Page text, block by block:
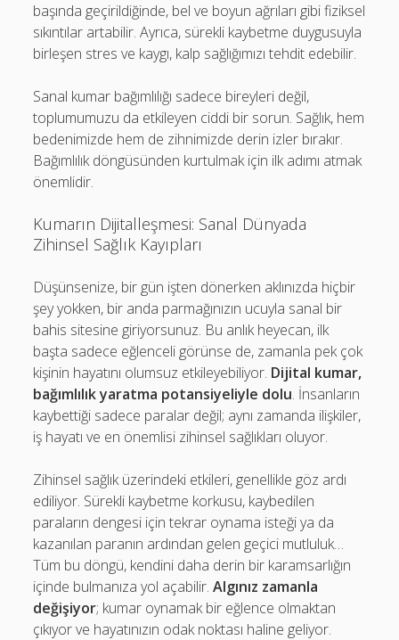
başında geçirildiğinde, bel ve boyun ağrıları gibi fiziksel
sıkıntılar artabilir. Ayrıca, sürekli kaybetme duygusuyla
birleşen stres ve kaygı, kalp sağlığımızı tehdit edebilir.
Sanal kumar bağımlılığı sadece bireyleri değil,
toplumumuzu da etkileyen ciddi bir sorun. Sağlık, hem
bedenimizde hem de zihnimizde derin izler bırakır.
Bağımlılık döngüsünden kurtulmak için ilk adımı atmak
önemlidir.
Kumarın Dijitalleşmesi: Sanal Dünyada
Zihinsel Sağlık Kayıpları
Düşünsenize, bir gün işten dönerken aklınızda hiçbir
şey yokken, bir anda parmağınızın ucuyla sanal bir
bahis sitesine giriyorsunuz. Bu anlık heyecan, ilk
başta sadece eğlenceli görünse de, zamanla pek çok
kişinin hayatını olumsuz etkileyebiliyor. Dijital kumar,
bağımlılık yaratma potansiyeliyle dolu. İnsanların
kaybettiği sadece paralar değil; aynı zamanda ilişkiler,
iş hayatı ve en önemlisi zihinsel sağlıkları oluyor.
Zihinsel sağlık üzerindeki etkileri, genellikle göz ardı
ediliyor. Sürekli kaybetme korkusu, kaybedilen
paraların dengesi için tekrar oynama isteği ya da
kazanılan paranın ardından gelen geçici mutluluk…
Tüm bu döngü, kendini daha derin bir karamsarlığın
içinde bulmanıza yol açabilir.Algınız zamanla
değişiyor; kumar oynamak bir eğlence olmaktan
çıkıyor ve hayatınızın odak noktası haline geliyor.